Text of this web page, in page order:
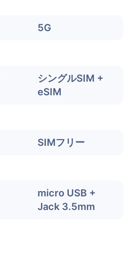
5G
シングルSIM +
eSIM
SIMフリー
micro USB +
Jack 3.5mm